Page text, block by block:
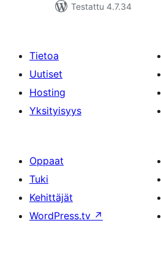
Testattu 4.7.34
Tietoa
Uutiset
Hosting
Yksityisyys
Oppaat
Tuki
Kehittäjät
WordPress.tv ↗